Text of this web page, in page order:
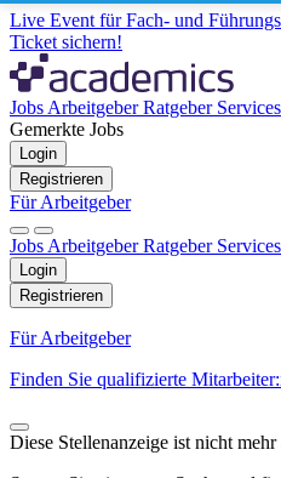
Live Event für Fach- und
Ticket sichern!
Jobs ArbeitgeberRatgeber Services
Gemerkte Jobs
Login
Registrieren
Für Arbeitgeber
Jobs ArbeitgeberRatgeber Services
Login
Registrieren
Für Arbeitgeber
Finden Sie qualifizierte
Diese Stellenanzeige ist nicht mehr